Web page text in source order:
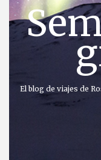
El blog de viajes de